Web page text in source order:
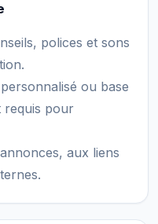
polices et sons
ou base
requis pour
aux liens